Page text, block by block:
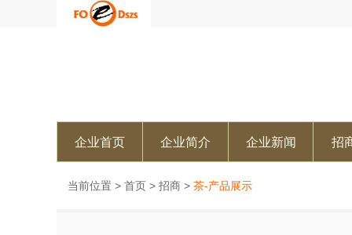
企业首页 企业简介 企业新闻 招
当前位置 > 首页 > 招商 > 茶-产品展示